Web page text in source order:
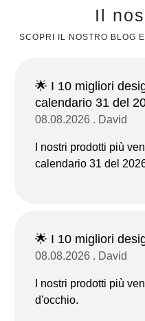
Il
SCOPRI IL NOSTRO BLOG
🌟 I 10 migliori
calendario 31 del
08.08.2026 . David
I nostri prodotti più
calendario 31 del
🌟 I 10 migliori
08.08.2026 . David
I nostri prodotti più
d'occhio.